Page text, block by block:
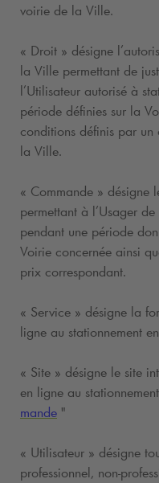
voirie de la Ville.
« Droit » désigne
la Ville permettant de
l’Utilisateur autorisé à
période définies sur la
conditions définis par
la Ville.
« Commande » désigne
permettant à l’Usager
pendant une période
Voirie concernée ainsi
prix correspondant.
« Service » désigne la
ligne au stationnement
« Site » désigne le site
en ligne au
mande "
« Utilisateur » désigne
professionnel, non-